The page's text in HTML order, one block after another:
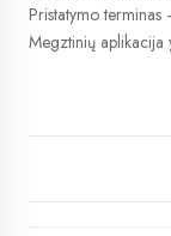
Pristatymo terminas
Megztinių aplikacija